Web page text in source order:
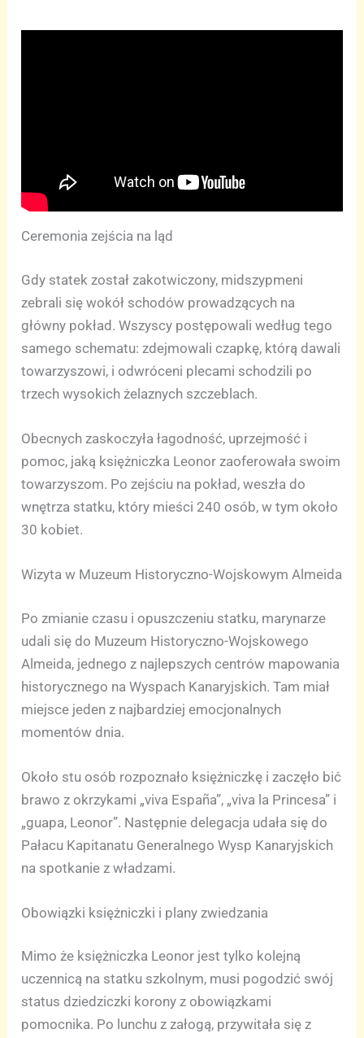
Ceremonia zejścia na ląd
Gdy statek został zakotwiczony, midszypmeni
zebrali się wokół schodów prowadzących na
główny pokład. Wszyscy postępowali według tego
samego schematu: zdejmowali czapkę, którą dawali
towarzyszowi, i odwróceni plecami schodzili po
trzech wysokich żelaznych szczeblach.
Obecnych zaskoczyła łagodność, uprzejmość i
pomoc, jaką księżniczka Leonor zaoferowała swoim
towarzyszom. Po zejściu na pokład, weszła do
wnętrza statku, który mieści 240 osób, w tym około
30 kobiet.
Wizyta w Muzeum Historyczno-Wojskowym Almeida
Po zmianie czasu i opuszczeniu statku, marynarze
udali się do Muzeum Historyczno-Wojskowego
Almeida, jednego z najlepszych centrów mapowania
historycznego na Wyspach Kanaryjskich. Tam miał
miejsce jeden z najbardziej emocjonalnych
momentów dnia.
Około stu osób rozpoznało księżniczkę i zaczęło bić
brawo z okrzykami „viva España”, „viva la Princesa” i
„guapa, Leonor”. Następnie delegacja udała się do
Pałacu Kapitanatu Generalnego Wysp Kanaryjskich
na spotkanie z władzami.
Obowiązki księżniczki i plany zwiedzania
Mimo że księżniczka Leonor jest tylko kolejną
uczennicą na statku szkolnym, musi pogodzić swój
status dziedziczki korony z obowiązkami
pomocnika. Po lunchu z załogą, przywitała się z